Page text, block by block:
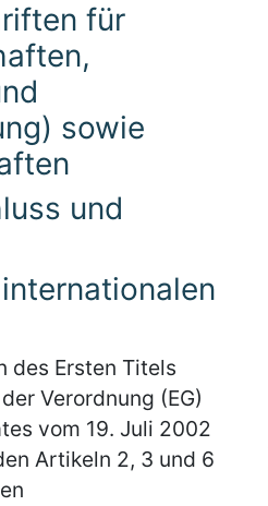
für
sowie
und
des Ersten Titels
Verordnung (EG)
vom 19. Juli 2002
Artikeln 2, 3 und 6